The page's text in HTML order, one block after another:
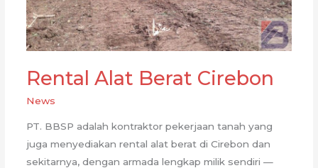
Rental Alat Berat Cirebon
News
PT. BBSP adalah kontraktor pekerjaan tanah yang
juga menyediakan rental alat berat di Cirebon dan
sekitarnya, dengan armada lengkap milik sendiri —